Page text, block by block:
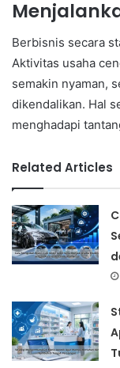
Berbisnis secara
Aktivitas usaha
semakin nyaman,
dikendalikan. Hal
menghadapi
Related Articles